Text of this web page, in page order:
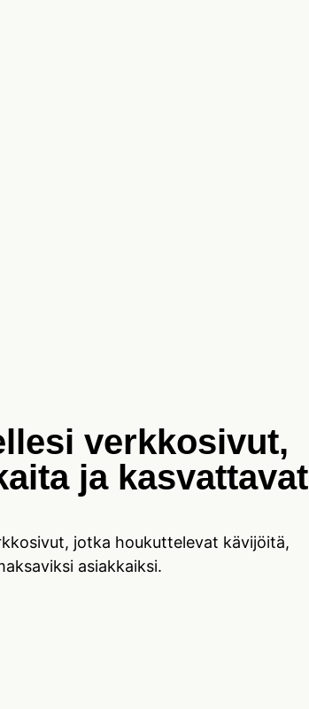
verkkosivut,
ja kasvattavat
jotka houkuttelevat kävijöitä,
asiakkaiksi.